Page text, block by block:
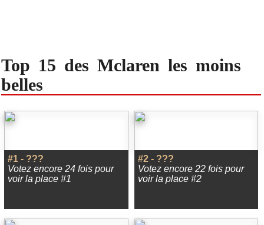
Top 15 des Mclaren les moins
belles
#1 - ???
Votez encore 24 fois pour
voir la place #1
#2 - ???
Votez encore 22 fois pour
voir la place #2